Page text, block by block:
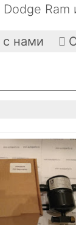
Dodge
с нами 